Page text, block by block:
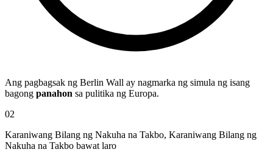
Ang pagbagsak ng Berlin Wall ay nagmarka ng simula ng isang
bagong panahon sa pulitika ng Europa.
02
Karaniwang Bilang ng Nakuha na Takbo, Karaniwang Bilang ng
Nakuha na Takbo bawat laro